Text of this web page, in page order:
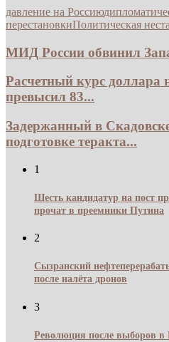
давление на Россию
перестановкиПолитическая
МИД России обвинил
Расчетный курс доллара
превысил 83...
Задержанный в
подготовке теракта...
1
Шесть кандидатур на пост
прочат в преемники Путина
2
Сызранский
после налёта дронов
3
Революция после выборов в